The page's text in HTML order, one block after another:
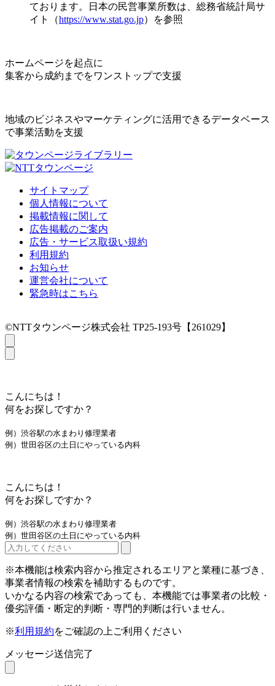
ております。日本の民営事業所数は、総務省統計局サ
イト（https://www.stat.go.jp）を参照
ホームページを起点に
集客から成約までをワンストップで支援
地域のビジネスやマーケティングに活用できるデータベース
で事業活動を支援
サイトマップ
個人情報について
掲載情報に関して
広告掲載のご案内
広告・サービス取扱い規約
利用規約
お知らせ
運営会社について
緊急時はこちら
©NTTタウンページ株式会社 TP25-193号【261029】
こんにちは！
何をお探しですか？
例）渋谷駅の水まわり修理業者
例）世田谷区の土日にやっている内科
こんにちは！
何をお探しですか？
例）渋谷駅の水まわり修理業者
例）世田谷区の土日にやっている内科
※本機能は検索内容から推定されるエリアと業種に基づき、
事業者情報の検索を補助するものです。
いかなる内容の検索であっても、本機能では事業者の比較・
優劣評価・断定的判断・専門的判断は行いません。
※利用規約をご確認の上ご利用ください
メッセージ送信完了